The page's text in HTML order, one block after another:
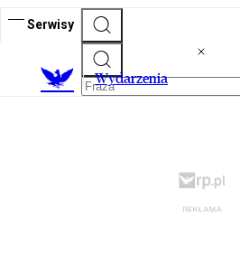
Serwisy
Wydarzenia